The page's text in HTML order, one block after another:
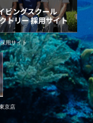
用サイト
京店